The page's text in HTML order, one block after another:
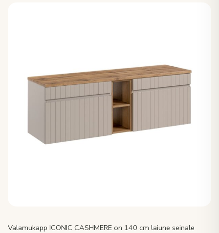
Valamukapp ICONIC CASHMERE on 140 cm laiune seinale